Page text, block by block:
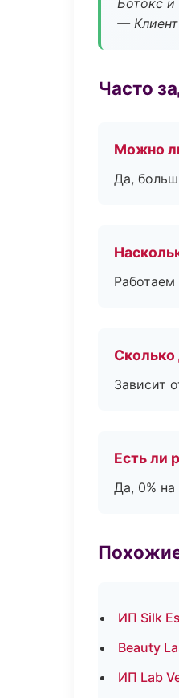
Ботокс
—
Часто
Можно
Да,
Зависит
Есть ли
Да, 0%
ИП Silk
Beauty
ИП Lab